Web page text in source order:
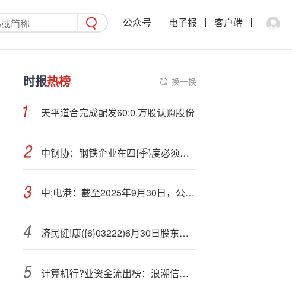
公众号 电子报 客户端
时报热榜 换一换
天平道合完成配发60:0,万股认购股份
中钢协：钢铁企业在四{季}度必须进一步自律控产降库存 尽最大努力减少低价无序竞争
中;电港：截至2025年9月30日，公司在册股东人数为71150户
济民健!康({6}03222)6月30日股东户数2.81万户，较上期增加1.4%
计算机行?业资金流出榜：浪潮信息等36股净流出资金超亿元